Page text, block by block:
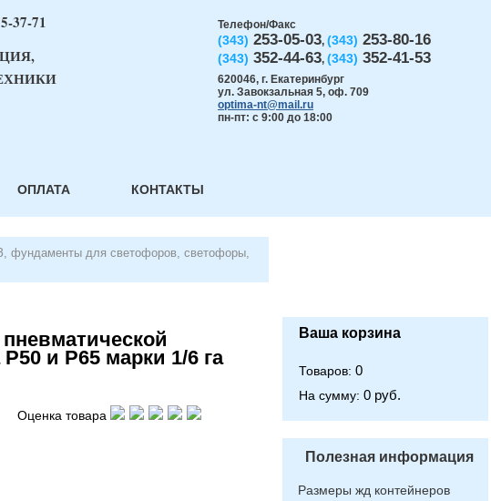
Телефон/Факс
(343) 253-05-03, (343) 253-80-16
(343) 352-44-63, (343) 352-41-53
620046, г. Екатеринбург
ул. Завокзальная 5, оф. 709
optima-nt@mail.ru
пн-пт: с 9:00 до 18:00
37-71
ОПЛАТА КОНТАКТЫ
фундаменты для светофоров, светофоры,
и Р65 марки 1/6 га
Оценка товара
Ваша корзина
Товаров: 0
На сумму: 0 руб.
Полезная информация
Размеры жд контейнеров